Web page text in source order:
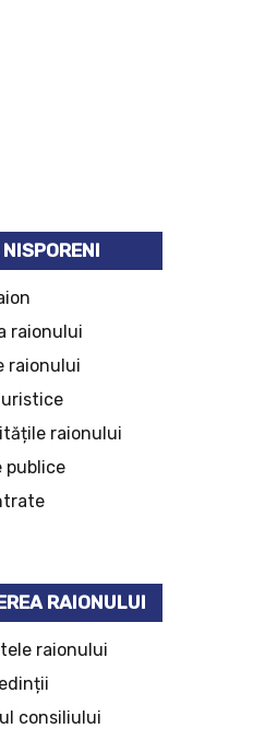
raionului
raionului
raionului
publice
RAIONULUI
raionului
consiliului